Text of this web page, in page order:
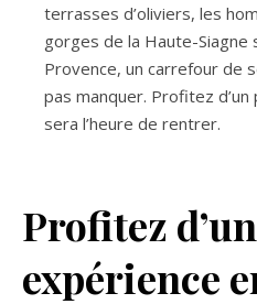
terrasses d’oliviers, les
gorges de la Haute-Siagne
Provence, un carrefour de
pas manquer. Profitez
sera l’heure de rentrer.
Profitez
expérience